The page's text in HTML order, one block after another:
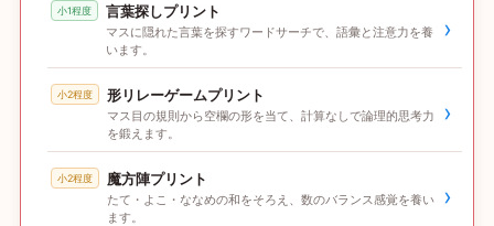
小1程度 言葉探しプリント
マスに隠れた言葉を探すワードサーチで、語彙と注意力を養
います。
›
小2程度 形リレーゲームプリント
マス目の規則から空欄の形を当て、計算なしで論理的思考力
を鍛えます。
›
小2程度 魔方陣プリント
たて・よこ・ななめの和をそろえ、数のバランス感覚を養い
ます。
›